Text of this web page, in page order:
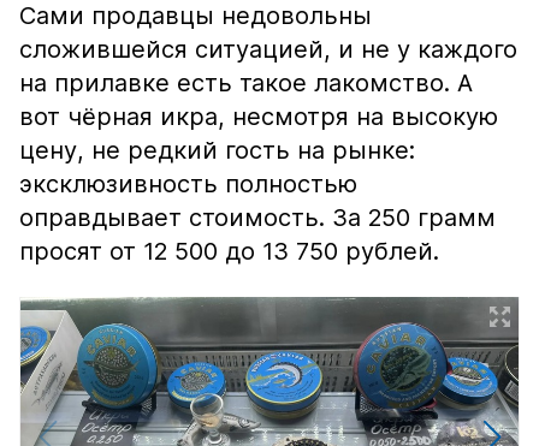
Сами продавцы недовольны
сложившейся ситуацией, и не у каждого
на прилавке есть такое лакомство. А
вот чёрная икра, несмотря на высокую
цену, не редкий гость на рынке:
эксклюзивность полностью
оправдывает стоимость. За 250 грамм
просят от 12 500 до 13 750 рублей.